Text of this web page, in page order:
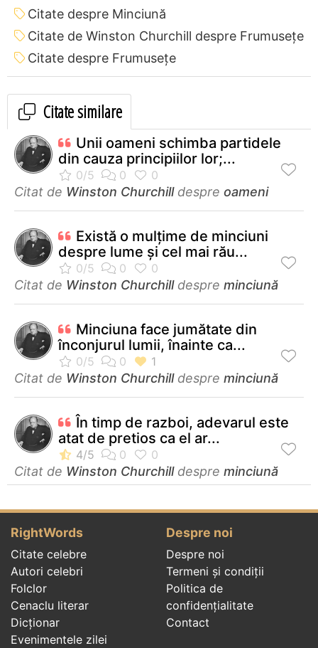
Citate despre Minciună
Citate de Winston Churchill despre Frumusețe
Citate despre Frumusețe
Citate similare
Unii oameni schimba partidele
din cauza principiilor lor;...
Citat de Winston Churchilldespre oameni
Există o mulţime de minciuni
despre lume şi cel mai rău...
Citat de Winston Churchilldespre minciună
Minciuna face jumătate din
înconjurul lumii, înainte ca...
Citat de Winston Churchilldespre minciună
În timp de razboi, adevarul este
atat de pretios ca el ar...
Citat de Winston Churchilldespre minciună
RightWords
Citate celebre
Autori celebri
Folclor
Cenaclu literar
Dicționar
Evenimentele zilei
Despre noi
Despre noi
Termeni și condiții
Politica de
confidenţialitate
Contact